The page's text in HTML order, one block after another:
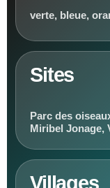
verte, bleue,
Sites
Parc des
Miribel Jonage,
Villages